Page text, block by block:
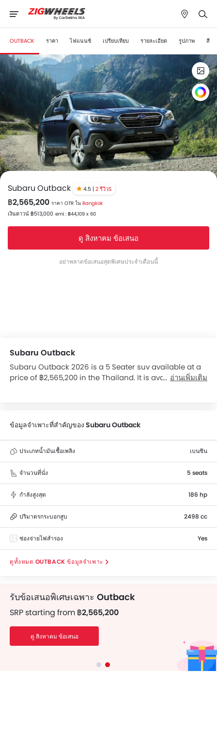
OUTBACK ราคา ไฟแนนซ์ เปรียบเทียบ รายละเอียด รูปภาพ สี
Subaru Outback 4.5 | 2 รีวิวS
฿2,565,200 ราคา OTR ใน Bangkok
เงินดาวน์ ฿513,000 emi : ฿44,109 x 60
ดู สิงหาคม ข้อเสนอ
อย่าพลาดข้อเสนอสุดพิเศษประจำเดือนนี้
Subaru Outback
Subaru Outback 2026 is a 5 Seater suv available at a
price of ฿2,565,200 in the Thailand. It is available in 1
Outback on basis of Features, Mileage, seating
comfort, and engine performance. Outback top
competitors are Mazda CX-8, E-Pace, Mercedes-Benz
GLA and BMW X1.
อ่านเพิ่มเติม
ข้อมูลจำเพาะที่สำคัญของ Subaru Outback
ประเภทน้ำมันเชื้อเพลิง เบนซิน
จำนวนที่นั่ง 5 seats
กำลังสูงสุด 186 hp
ปริมาตรกระบอกสูบ 2498 cc
ช่องจ่ายไฟสำรอง Yes
OUTBACK ข้อมูลจำเพาะ
รับสินเชื่อง่าย ๆ สำหรับรถยนต์ของคุณ
EMI เริ่มจาก
฿44,109/เดือน
รับข้อเสนอพิเศษเฉพาะ Outback
SRP starting from ฿2,565,200
ดู สิงหาคม ข้อเสนอ